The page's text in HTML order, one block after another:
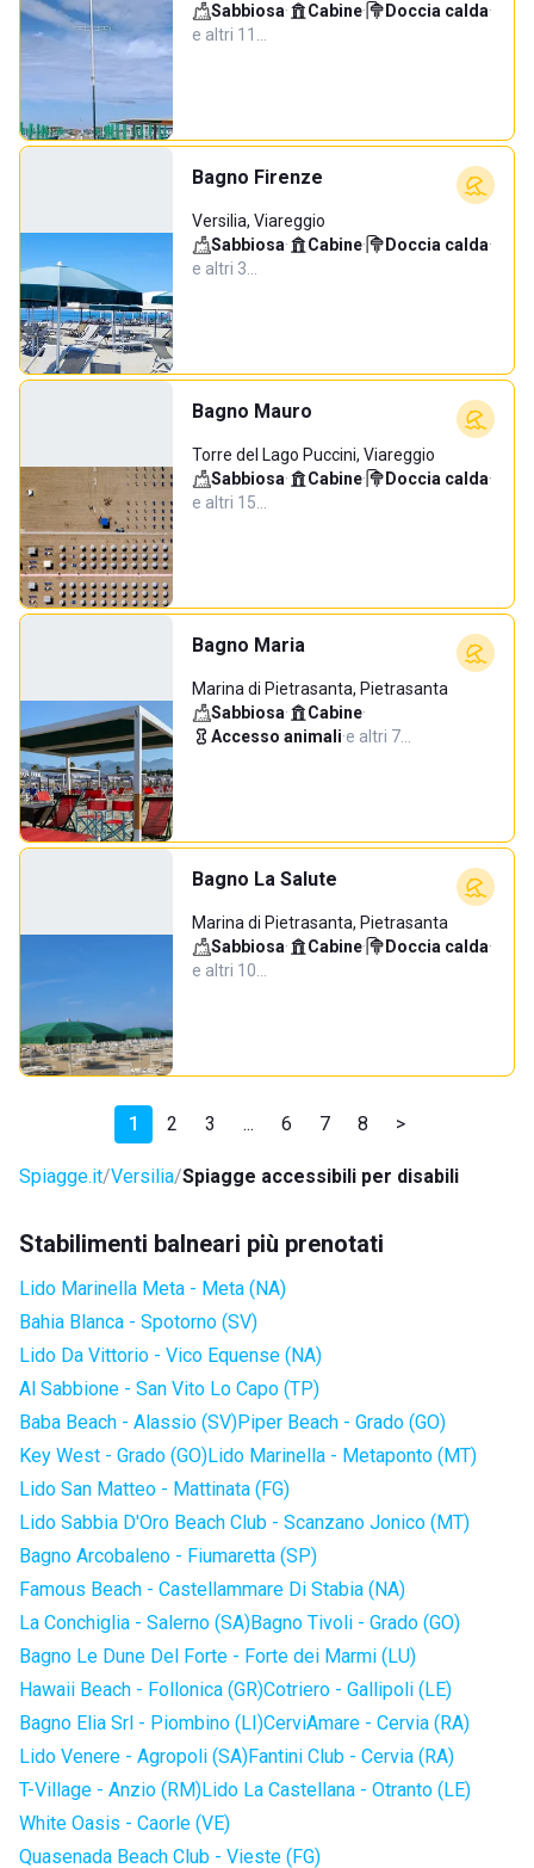
Sabbiosa· Cabine· Doccia calda·
e altri 11…
Bagno Firenze
Versilia, Viareggio
Sabbiosa· Cabine· Doccia calda·
e altri 3…
Bagno Mauro
Torre del Lago Puccini, Viareggio
Sabbiosa· Cabine· Doccia calda·
e altri 15…
Bagno Maria
Marina di Pietrasanta, Pietrasanta
Sabbiosa· Cabine·
Accesso animali·e altri 7…
Bagno La Salute
Marina di Pietrasanta, Pietrasanta
Sabbiosa· Cabine· Doccia calda·
e altri 10…
1 2 3 ... 6 7 8 >
Spiagge.it Versilia Spiagge accessibili per disabili
Stabilimenti balneari più prenotati
Lido Marinella Meta - Meta (NA)
Bahia Blanca - Spotorno (SV)
Lido Da Vittorio - Vico Equense (NA)
Al Sabbione - San Vito Lo Capo (TP)
Baba Beach - Alassio (SV)Piper Beach - Grado (GO)
Key West - Grado (GO)Lido Marinella - Metaponto (MT)
Lido San Matteo - Mattinata (FG)
Lido Sabbia D'Oro Beach Club - Scanzano Jonico (MT)
Bagno Arcobaleno - Fiumaretta (SP)
Famous Beach - Castellammare Di Stabia (NA)
La Conchiglia - Salerno (SA)Bagno Tivoli - Grado (GO)
Bagno Le Dune Del Forte - Forte dei Marmi (LU)
Hawaii Beach - Follonica (GR)Cotriero - Gallipoli (LE)
Bagno Elia Srl - Piombino (LI)CerviAmare - Cervia (RA)
Lido Venere - Agropoli (SA)Fantini Club - Cervia (RA)
T-Village - Anzio (RM)Lido La Castellana - Otranto (LE)
White Oasis - Caorle (VE)
Quasenada Beach Club - Vieste (FG)